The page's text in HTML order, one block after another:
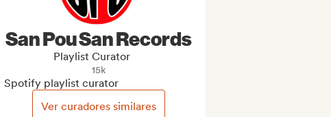
San Pou San Records
Playlist Curator
15k
Spotify playlist curator
Ver curadores similares